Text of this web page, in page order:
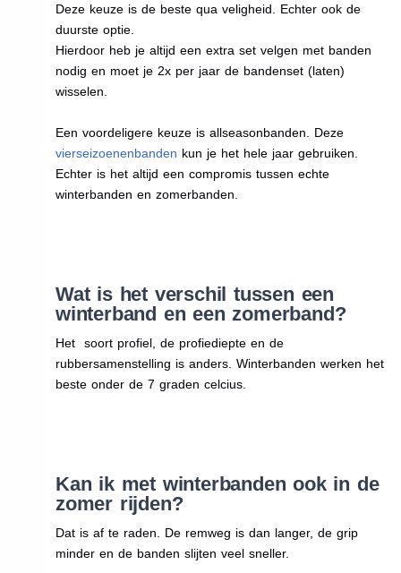
Deze keuze is de beste qua veligheid. Echter ook de
duurste optie.
Hierdoor heb je altijd een extra set velgen met banden
nodig en moet je 2x per jaar de bandenset (laten)
wisselen.
Een voordeligere keuze is allseasonbanden. Deze
vierseizoenenbanden kun je het hele jaar gebruiken.
Echter is het altijd een compromis tussen echte
winterbanden en zomerbanden.
Wat is het verschil tussen een
winterband en een zomerband?
Het soort profiel, de profiediepte en de
rubbersamenstelling is anders. Winterbanden werken het
beste onder de 7 graden celcius.
Kan ik met winterbanden ook in de
zomer rijden?
Dat is af te raden. De remweg is dan langer, de grip
minder en de banden slijten veel sneller.